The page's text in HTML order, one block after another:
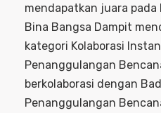
mendapatkan juara pada
Bina Bangsa Dampit
kategori Kolaborasi
Penanggulangan
berkolaborasi dengan
Penanggulangan